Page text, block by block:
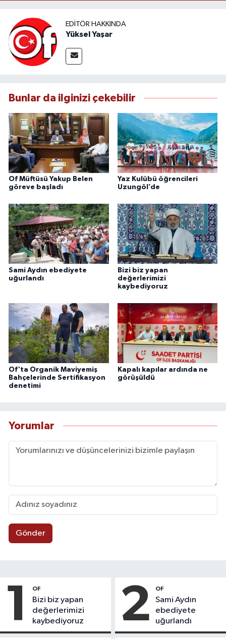
EDITÖR HAKKINDA
Yüksel Yaşar
Bunlar da ilginizi çekebilir
Of Müftüsü Yakup Belen
göreve başladı
Yaz Kulübü öğrencileri
Uzungöl’de
Sami Aydın ebediyete
uğurlandı
Bizi biz yapan
değerlerimizi
kaybediyoruz
Of'ta Organik Maviyemiş
Bahçelerinde Sertifikasyon
denetimi
Kapalı kapılar ardında ne
görüşüldü
Yorumlar
Gönder
1 OF
Bizi biz yapan
değerlerimizi
kaybediyoruz
2 OF
Sami Aydın
ebediyete
uğurlandı